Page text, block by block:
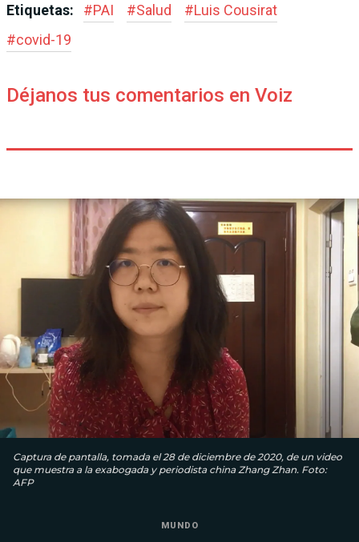
Etiquetas: #PAI #Salud #Luis Cousirat
#covid-19
Déjanos tus comentarios en Voiz
Captura de pantalla, tomada el 28 de diciembre de 2020, de un video
que muestra a la exabogada y periodista china Zhang Zhan. Foto:
AFP
MUNDO